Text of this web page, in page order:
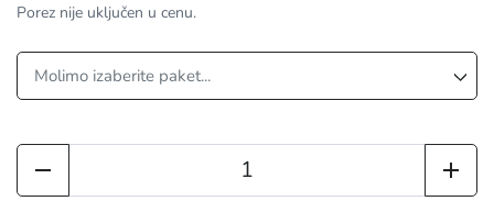
Porez nije uključen u cenu.